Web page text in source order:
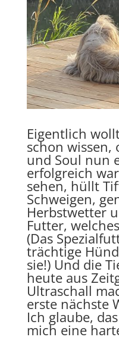
Eigentlich
schon wissen,
und Soul nun
erfolgreich
sehen, hüllt
Schweigen,
Herbstwetter
Futter,
(Das
trächtige
sie!) Und die
heute aus
Ultraschall
erste nächste
Ich glaube,
mich eine